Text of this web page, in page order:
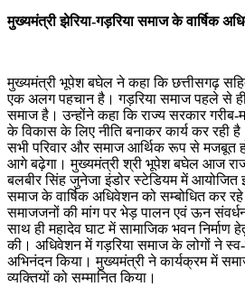
मुख्यमंत्री झेरिया-गड़रिया समाज के वार्षिक
मुख्यमंत्री भूपेश बघेल ने कहा कि छत्तीसगढ़
एक अलग पहचान है। गड़रिया समाज पहले से ही
समाज है। उन्होंने कहा कि राज्य सरकार गरीब-
के विकास के लिए नीति बनाकर कार्य कर रही
सभी परिवार और समाज आर्थिक रूप से मजबूत
आगे बढ़ेगा। मुख्यमंत्री श्री भूपेश बघेल आज
बलबीर सिंह जुनेजा इंडोर स्टेडियम में आयोजित
समाज के वार्षिक अधिवेशन को सम्बोधित कर
समाजजनों की मांग पर भेड़ पालन एवं ऊन संवर्धन
साथ ही महादेव घाट में सामाजिक भवन
की। अधिवेशन में गड़रिया समाज के लोगों ने
अभिनंदन किया। मुख्यमंत्री ने कार्यक्रम में
व्यक्तियों को सम्मानित किया।